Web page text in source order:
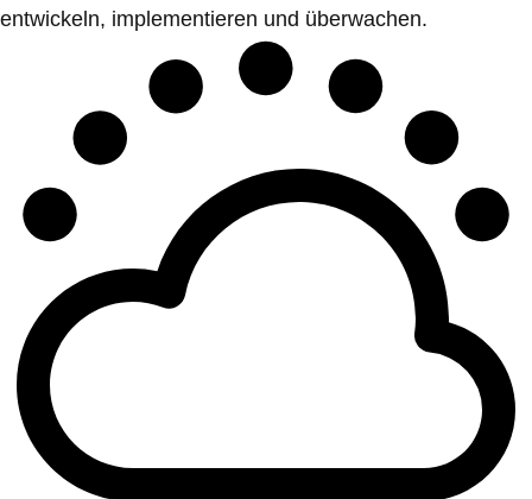
entwickeln, implementieren und überwachen.